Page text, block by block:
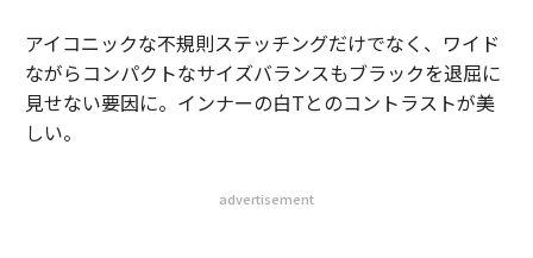
アイコニックな不規則ステッチングだけでなく、ワイド
ながらコンパクトなサイズバランスもブラックを退屈に
見せない要因に。インナーの白Tとのコントラストが美
しい。
advertisement